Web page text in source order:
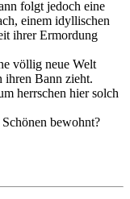
folgt jedoch eine
einem idyllischen
ihrer Ermordung
völlig neue Welt
ihren Bann zieht.
herrschen hier solch
bewohnt?